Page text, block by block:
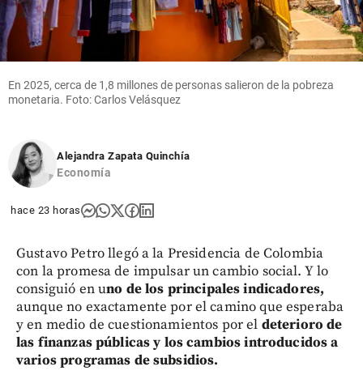
utilidades
récord en
el primer
semestre
share
En 2025, cerca de 1,8 millones de personas salieron de la pobreza
monetaria. Foto: Carlos Velásquez
Alejandra Zapata Quinchía
Economía
hace 23 horas
Gustavo Petro llegó a la Presidencia de Colombia
con la promesa de impulsar un cambio social. Y lo
consiguió en uno de los principales indicadores,
aunque no exactamente por el camino que esperaba
y en medio de cuestionamientos por el deterioro de
las finanzas públicas y los cambios introducidos a
varios programas de subsidios.